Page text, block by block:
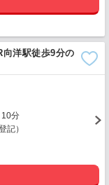
洋駅徒歩9分の
10分
記）